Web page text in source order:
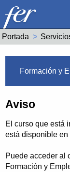
Portada
Formación y
Aviso
El curso que está
está disponible en
Puede acceder al
Formación y